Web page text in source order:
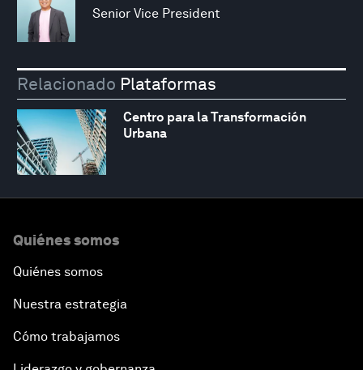
Senior Vice President
Relacionado Plataformas
Centro para la Transformación
Urbana
Quiénes somos
Quiénes somos
Nuestra estrategia
Cómo trabajamos